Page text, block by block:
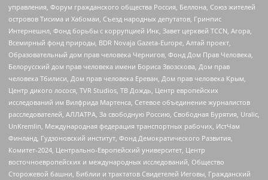
управления, Форум гражданского общества Россия, Беллона, Союз жителей
островов Тисима и Хабомаи, Съезд народных депутатов, Гринпис
Интернешнл, Фонд борьбы с коррупцией Инк, Завет церквей TCCN, Агора,
Всемирный фонд природы, BDR Novaja Gazeta-Europe, Алтай проект,
Образовательный дом прав человека Чернигов, Фонд Дом Прав Человека,
Белорусский дом прав человека имени Бориса Звозскова, Дом прав
человека Тбилиси, Дом прав человека Ереван, Дом прав человека Крым,
Центр дикого лосося, TVR Studios, ТВ Дождь, Центр европейских
исследований им Вилфрида Мартенса, Сетевое объединение журналистов
расследователей, АЛЛАТРА, За свободную Россию, Свободная Бурятия, Uralic,
UnKremlin, Международная федерация транспортных рабочих, ИстЧам
Финланд, Гудзоновский институт, Фонд Демократического Развития,
Комитет-2024, Центрально-Европейский университет, Центр
восточноевропейских и международных исследований, Общество
Сторожевой башни, Библии и трактатов Свидетелей Иеговы, Гражданский